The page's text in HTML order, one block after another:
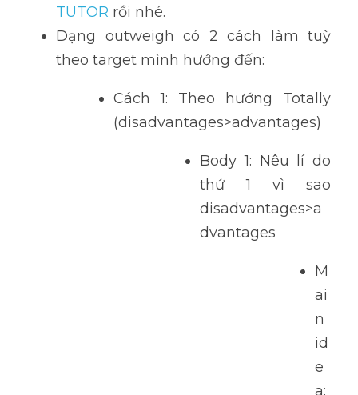
TUTOR rồi nhé.
Dạng outweigh có 2 cách làm tuỳ
theo target mình hướng đến:
Cách 1: Theo hướng Totally
(disadvantages>advantages)
Body 1: Nêu lí do
thứ 1 vì sao
disadvantages>a
dvantages
M
ai
n
id
e
a: